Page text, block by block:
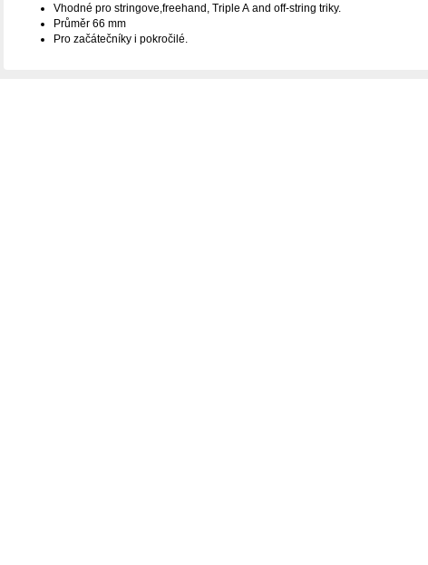
Vhodné pro stringove,freehand, Triple A and off-string triky.
Průměr 66 mm
Pro začátečníky i pokročilé.